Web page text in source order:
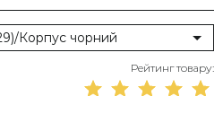
Корпус чорний
Рейтинг товару: